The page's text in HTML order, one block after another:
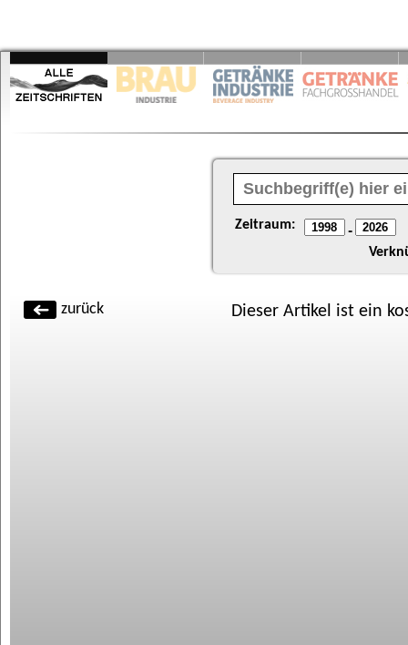
Zeitraum: -
zurück Dieser Artikel ist ein